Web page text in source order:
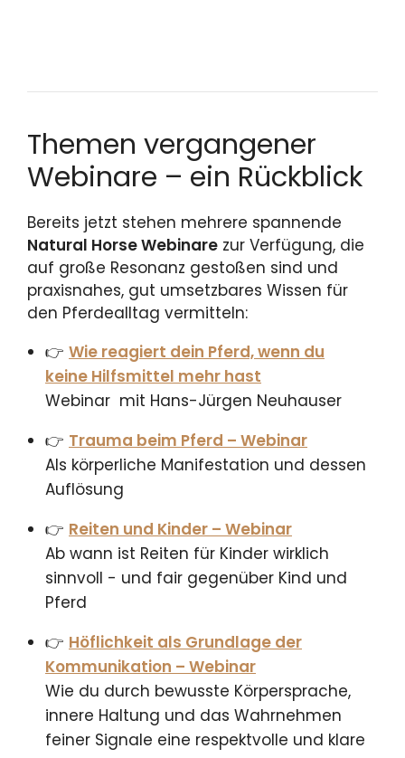
Themen vergangener
Webinare – ein Rückblick
Bereits jetzt stehen mehrere spannende
Natural Horse Webinare zur Verfügung, die
auf große Resonanz gestoßen sind und
praxisnahes, gut umsetzbares Wissen für
den Pferdealltag vermitteln:
👉 Wie reagiert dein Pferd, wenn du
keine Hilfsmittel mehr hast
Webinar mit Hans-Jürgen Neuhauser
👉 Trauma beim Pferd – Webinar
Als körperliche Manifestation und dessen
Auflösung
👉 Reiten und Kinder – Webinar
Ab wann ist Reiten für Kinder wirklich
sinnvoll - und fair gegenüber Kind und
Pferd
👉 Höflichkeit als Grundlage der
Kommunikation – Webinar
Wie du durch bewusste Körpersprache,
innere Haltung und das Wahrnehmen
feiner Signale eine respektvolle und klare